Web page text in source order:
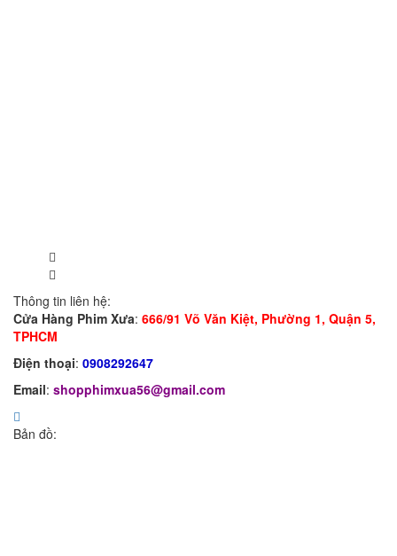
Thông tin liên hệ:
Cửa Hàng Phim Xưa: 666/91 Võ Văn Kiệt, Phường 1, Quận 5,
TPHCM
Điện thoại: 0908292647
Email: shopphimxua56@gmail.com
Bản đồ: